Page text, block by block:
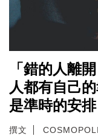
「錯的人離
人都有自己
是準時的安排
撰文